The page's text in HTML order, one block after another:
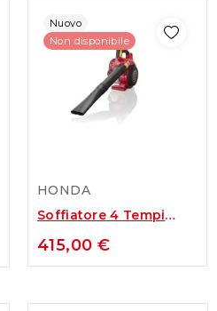
Nuovo
Non disponibile
HONDA
Soffiatore 4 Tempi
415,00 €